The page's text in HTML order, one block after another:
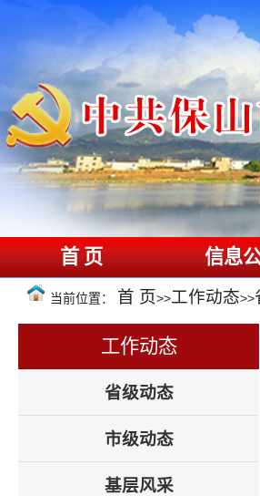
首 页 信息
当前位置： 首 页>>工作动态>>
工作动态
省级动态
市级动态
基层风采